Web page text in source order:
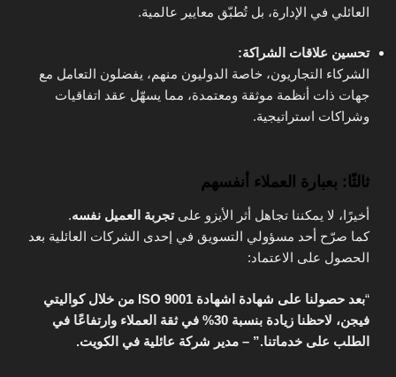
العائلي في الإدارة، بل تُطبّق معايير عالمية.
تحسين علاقات الشراكة:
الشركاء التجاريون، خاصة الدوليون منهم، يفضلون التعامل مع
جهات ذات أنظمة موثقة ومعتمدة، مما يسهّل عقد اتفاقيات
وشراكات استراتيجية.
ثالثًا: بعبارة العملاء أنفسهم
أخيرًا، لا يمكننا تجاهل أثر الأيزو علىتجربة العميل نفسه.
كما صرّح أحد مسؤولي التسويق في إحدى الشركات العائلية بعد
الحصول على الاعتماد:
“
بعد حصولنا على شهادة اشهادة ISO 9001 من خلال كواليتي
فيجن، لاحظنا زيادة بنسبة 30% في ثقة العملاء وارتفاعًا في
الطلب على خدماتنا.” – مدير شركة عائلية في الكويت.